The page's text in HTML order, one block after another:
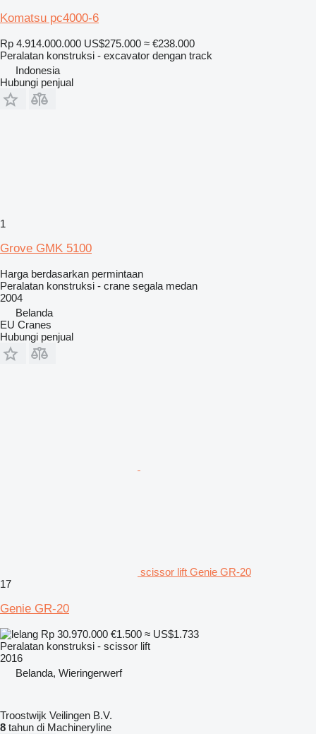
Komatsu pc4000-6
Rp 4.914.000.000 US$275.000 ≈ €238.000
Peralatan konstruksi - excavator dengan track
Indonesia
Hubungi penjual
1
Grove GMK 5100
Harga berdasarkan permintaan
Peralatan konstruksi - crane segala medan
2004
Belanda
EU Cranes
Hubungi penjual
scissor lift Genie GR-20
17
Genie GR-20
Rp 30.970.000 €1.500 ≈ US$1.733
Peralatan konstruksi - scissor lift
2016
Belanda, Wieringerwerf
Troostwijk Veilingen B.V.
8 tahun di Machineryline